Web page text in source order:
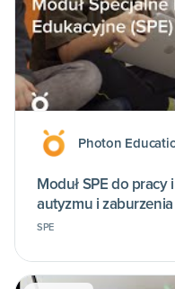
Photon
Moduł SPE do
autyzmu i
SPE